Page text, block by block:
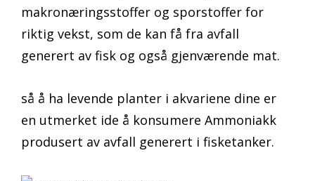
makronæringsstoffer og sporstoffer for
riktig vekst, som de kan få fra avfall
generert av fisk og også gjenværende mat.
så å ha levende planter i akvariene dine er
en utmerket ide å konsumere Ammoniakk
produsert av avfall generert i fisketanker.